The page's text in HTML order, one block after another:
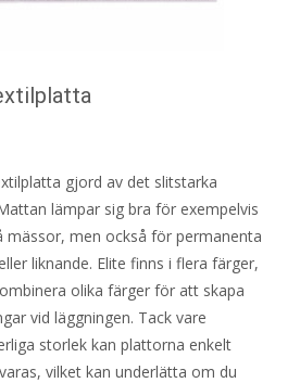
gjord av det slitstarka
lämpar sig bra för exempelvis
mässor, men också för permanenta
liknande. Elite finns i flera färger,
olika färger för att skapa
vid läggningen. Tack vare
storlek kan plattorna enkelt
vilket kan underlätta om du